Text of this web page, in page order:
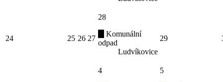
24 25 26 27
28
Komunální
odpad
Ludvíkovice
29
4
5